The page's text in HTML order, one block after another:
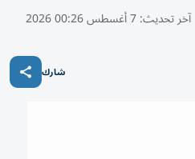
آخر تحديث:7 أغسطس 00:26 2026
شارك